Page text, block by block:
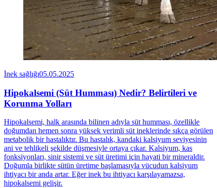
İnek sağlığı05.05.2025
Hipokalsemi (Süt Humması) Nedir? Belirtileri ve
Korunma Yolları
Hipokalsemi, halk arasında bilinen adıyla süt humması, özellikle
doğumdan hemen sonra yüksek verimli süt ineklerinde sıkça görülen
metabolik bir hastalıktır. Bu hastalık, kandaki kalsiyum seviyesinin
ani ve tehlikeli şekilde düşmesiyle ortaya çıkar. Kalsiyum, kas
fonksiyonları, sinir sistemi ve süt üretimi için hayati bir mineraldir.
Doğumla birlikte sütün üretime başlamasıyla vücudun kalsiyum
ihtiyacı bir anda artar. Eğer inek bu ihtiyacı karşılayamazsa,
hipokalsemi gelişir.